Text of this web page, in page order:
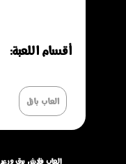
أقسـام اللعـبة:
العاب بازل
العاب فلاش برق ورعد